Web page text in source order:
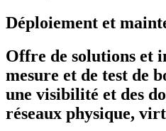
Déploiement et
Offre de solutions et
mesure et de test de
une visibilité et des
réseaux physique,